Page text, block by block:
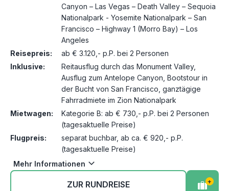
Canyon – Las Vegas – Death Valley – Sequoia
Nationalpark - Yosemite Nationalpark – San
Francisco – Highway 1 (Morro Bay) – Los
Angeles
Reisepreis:
ab € 3.120,- p.P. bei 2 Personen
Inklusive:
Reitausflug durch das Monument Valley,
Ausflug zum Antelope Canyon, Bootstour in
der Bucht von San Francisco, ganztägige
Fahrradmiete im Zion Nationalpark
Mietwagen:
Kategorie B: ab € 730,- p.P. bei 2 Personen
(tagesaktuelle Preise)
Flugpreis:
separat buchbar, ab ca. € 920,- p.P.
(tagesaktuelle Preise)
Mehr Informationen
ZUR RUNDREISE +